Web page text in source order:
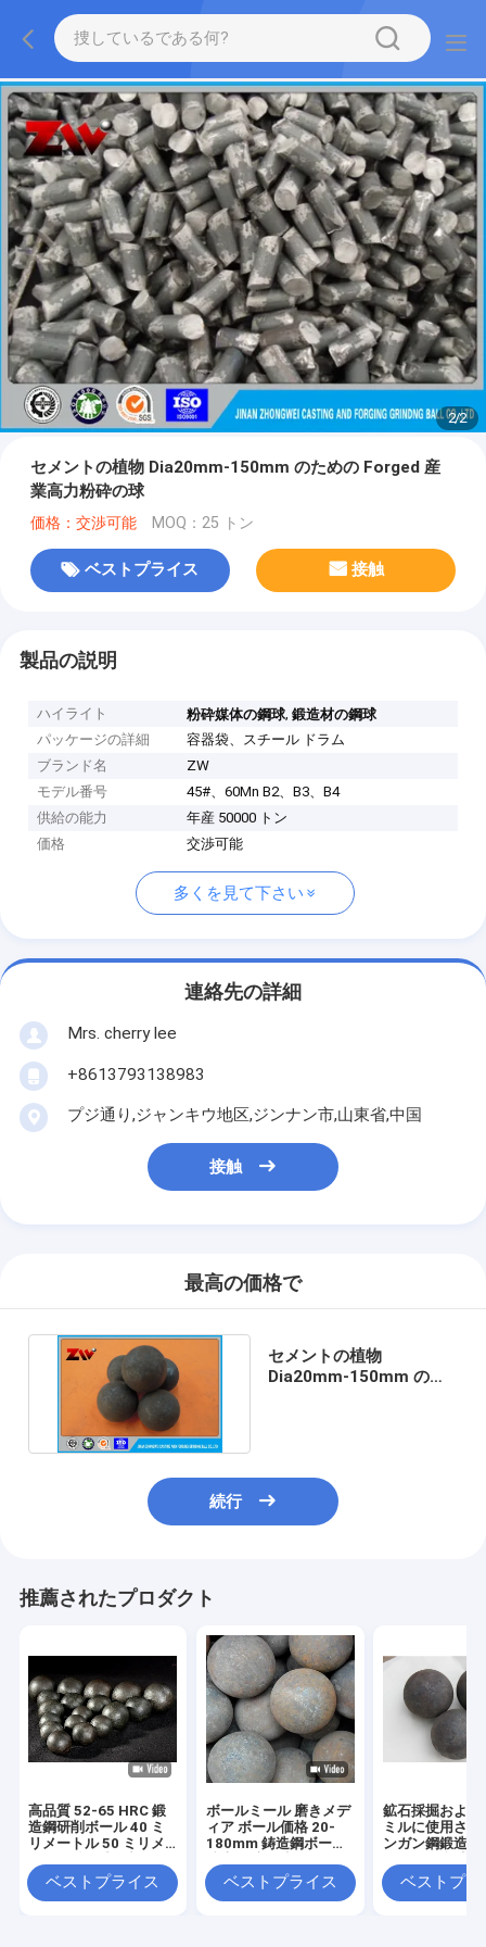
2/2
セメントの植物 Dia20mm-150mm のための Forged 産
業高力粉砕の球
価格：交渉可能 MOQ：25 トン
ベストプライス 接触
製品の説明
ハイライト 粉砕媒体の鋼球,鍛造材の鋼球
パッケージの詳細
容器袋、スチール ドラム
ブランド名
ZW
モデル番号
45#、60Mn B2、B3、B4
供給の能力
年産 50000 トン
価格
交渉可能
多くを見て下さい
連絡先の詳細
Mrs. cherry lee
+8613793138983
プジ通り,ジャンキウ地区,ジンナン市,山東省,中国
接触
最高の価格で
セメントの植物
Dia20mm-150mm のた
続行
推薦されたプロダクト
高品質 52-65 HRC 鍛
造鋼研削ボール 40 ミ
リメートル 50 ミリメ
ル
ベストプライス
ボールミール 磨きメデ
ィア ボール価格 20-
180mm 鋳造鋼ボール
ベストプライス
鉱石採掘および
ミルに使用さ
ンガン鋼鍛造粉
造プロセス
ベストプラ